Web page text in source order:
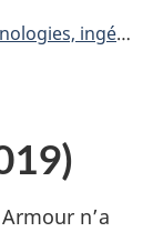
et mathématiques
n’a